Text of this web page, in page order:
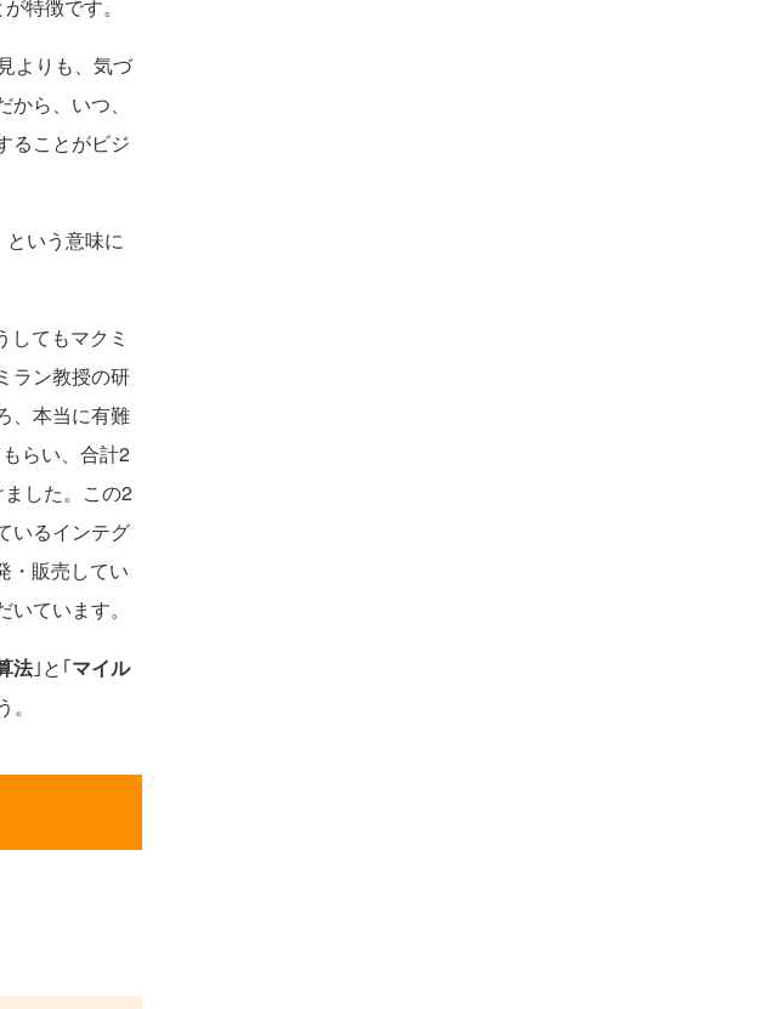
特徴です。
よりも、気づ
ら、いつ、
ることがビジ
という意味に
てもマクミ
ラン教授の研
、本当に有難
らい、合計2
した。この2
いるインテグ
・販売してい
ています。
法｣と｢マイル